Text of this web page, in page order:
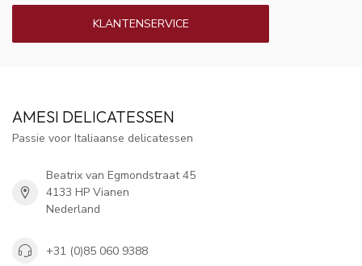
KLANTENSERVICE
AMESI DELICATESSEN
Passie voor Italiaanse delicatessen
Beatrix van Egmondstraat 45
4133 HP Vianen
Nederland
+31 (0)85 060 9388